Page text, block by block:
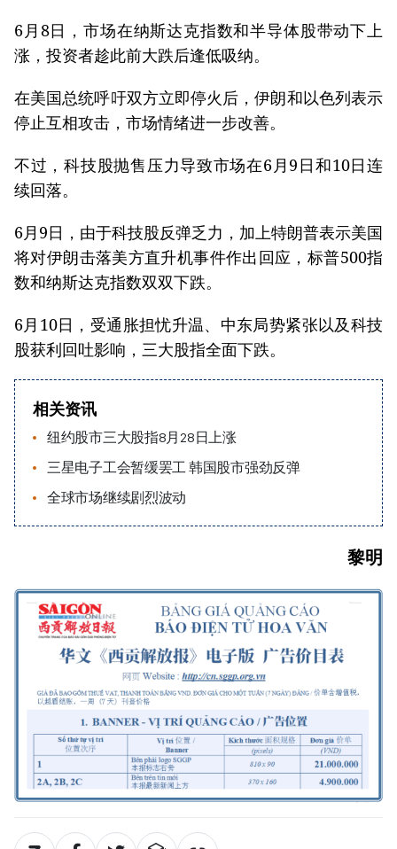
6月8日，市场在纳斯达克指数和半导体股带动下上
涨，投资者趁此前大跌后逢低吸纳。
在美国总统呼吁双方立即停火后，伊朗和以色列表示
停止互相攻击，市场情绪进一步改善。
不过，科技股抛售压力导致市场在6月9日和10日连
续回落。
6月9日，由于科技股反弹乏力，加上特朗普表示美国
将对伊朗击落美方直升机事件作出回应，标普500指
数和纳斯达克指数双双下跌。
6月10日，受通胀担忧升温、中东局势紧张以及科技
股获利回吐影响，三大股指全面下跌。
相关资讯
纽约股市三大股指8月28日上涨
三星电子工会暂缓罢工 韩国股市强劲反弹
全球市场继续剧烈波动
黎明